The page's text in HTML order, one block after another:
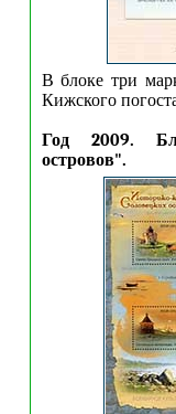
В блоке три
Кижского
Год 2009.
островов".